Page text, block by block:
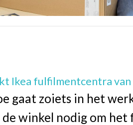
Ikea fulfilmentcentra van
gaat zoiets in het
winkel nodig om